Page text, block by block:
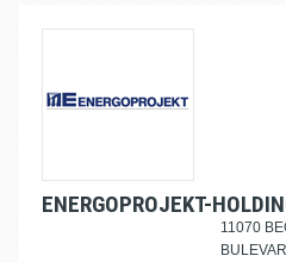
ENERGOPROJEKT-
11070